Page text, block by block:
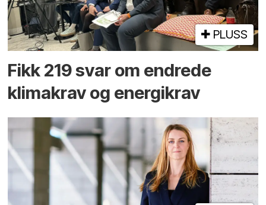
PLUSS
Fikk 219 svar om endrede
klimakrav og energikrav